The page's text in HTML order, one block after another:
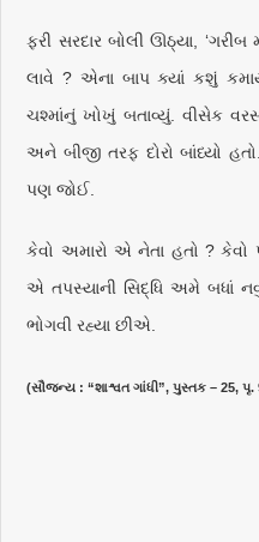
ફરી સરદાર બોલી ઊઠ્યા, ‘ગરીબ
લાવે ? એના બાપ ક્યાં કશું
ચશ્માંનું ખોખું બતાવ્યું. વીસેક
અને બીજી તરફ દોરો બાંધ્યો
પણ જોઈ.
કેવો અમારો એ નેતા હતો ?
એ તપસ્યાની સિદ્ધિ અમે બધાં
ભોગવી રહ્યા છીએ.
(સૌજન્ય : “શાશ્વત ગાંધી”, પુસ્તક – 25, પૃ.